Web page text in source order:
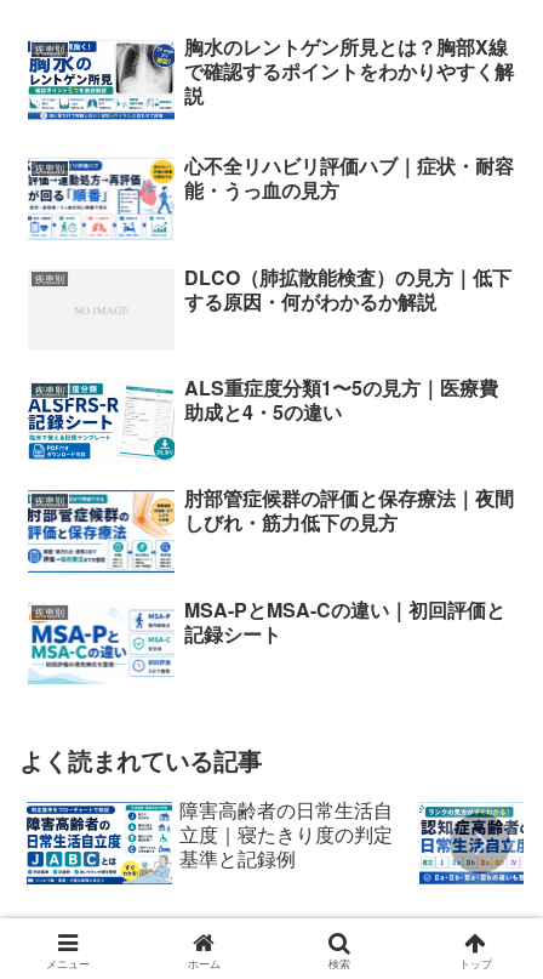
疾患別
胸水のレントゲン所見とは？胸部X線
で確認するポイントをわかりやすく解
説
疾患別
心不全リハビリ評価ハブ｜症状・耐容
能・うっ血の見方
疾患別
DLCO（肺拡散能検査）の見方｜低下
する原因・何がわかるか解説
疾患別
ALS重症度分類1〜5の見方｜医療費
助成と4・5の違い
疾患別
肘部管症候群の評価と保存療法｜夜間
しびれ・筋力低下の見方
疾患別
MSA-PとMSA-Cの違い｜初回評価と
記録シート
よく読まれている記事
障害高齢者の日常生活自
立度｜寝たきり度の判定
基準と記録例
メニュー ホーム 検索 トップ